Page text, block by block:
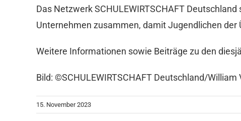
Das Netzwerk SCHULEWIRTSCHAFT
Unternehmen zusammen, damit Jugendlichen
Weitere Informationen sowie Beiträge zu den
Bild: ©SCHULEWIRTSCHAFT Deutschland/William
15. November 2023